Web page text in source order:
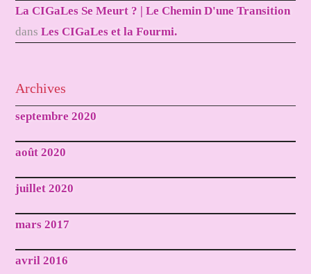
La CIGaLes Se Meurt ? | Le Chemin D'une Transition
dansLes CIGaLes et la Fourmi.
Archives
septembre 2020
août 2020
juillet 2020
mars 2017
avril 2016